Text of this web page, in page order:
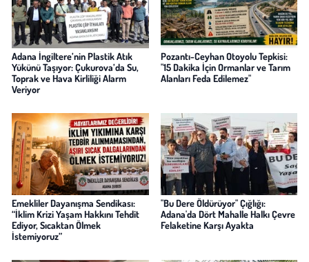
Adana İngiltere’nin Plastik Atık
Yükünü Taşıyor: Çukurova’da Su,
Toprak ve Hava Kirliliği Alarm
Veriyor
Pozantı-Ceyhan Otoyolu Tepkisi:
"15 Dakika İçin Ormanlar ve Tarım
Alanları Feda Edilemez"
Emekliler Dayanışma Sendikası:
“İklim Krizi Yaşam Hakkını Tehdit
Ediyor, Sıcaktan Ölmek
İstemiyoruz”
"Bu Dere Öldürüyor" Çığlığı:
Adana'da Dört Mahalle Halkı Çevre
Felaketine Karşı Ayakta